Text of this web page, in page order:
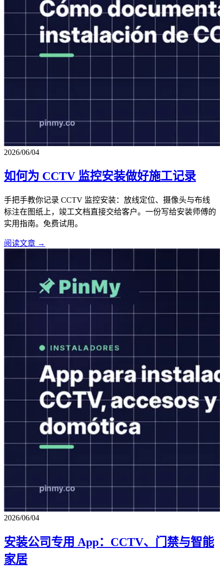
2026/06/04
如何为 CCTV 监控安装做好施工记录
手把手教你记录 CCTV 监控安装：放线定位、摄像头与布线
标注在图纸上，竣工文档直接交给客户。一份写给安装师傅的
实用指南。免费试用。
阅读文章 →
2026/06/04
安装公司专用 App：CCTV、门禁与智能
家居